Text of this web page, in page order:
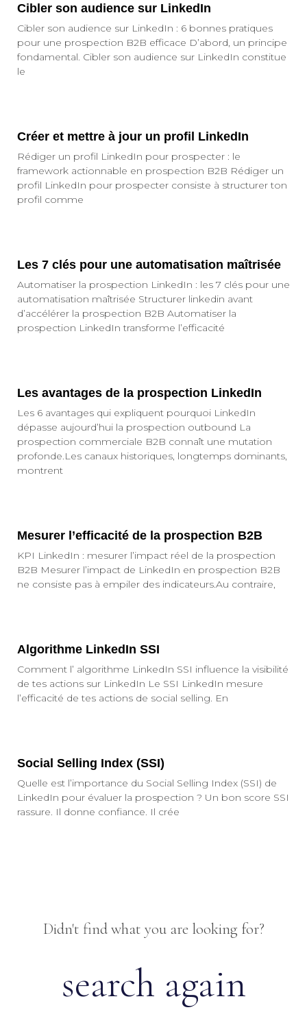
Cibler son audience sur LinkedIn
Cibler son audience sur LinkedIn : 6 bonnes pratiques
pour une prospection B2B efficace D’abord, un principe
fondamental. Cibler son audience sur LinkedIn constitue
le
Créer et mettre à jour un profil LinkedIn
Rédiger un profil LinkedIn pour prospecter : le
framework actionnable en prospection B2B Rédiger un
profil LinkedIn pour prospecter consiste à structurer ton
profil comme
Les 7 clés pour une automatisation maîtrisée
Automatiser la prospection LinkedIn : les 7 clés pour une
automatisation maîtrisée Structurer linkedin avant
d’accélérer la prospection B2B Automatiser la
prospection LinkedIn transforme l’efficacité
Les avantages de la prospection LinkedIn
Les 6 avantages qui expliquent pourquoi LinkedIn
dépasse aujourd’hui la prospection outbound La
prospection commerciale B2B connaît une mutation
profonde.Les canaux historiques, longtemps dominants,
montrent
Mesurer l’efficacité de la prospection B2B
KPI LinkedIn : mesurer l’impact réel de la prospection
B2B Mesurer l’impact de LinkedIn en prospection B2B
ne consiste pas à empiler des indicateurs.Au contraire,
Algorithme LinkedIn SSI
Comment l’ algorithme LinkedIn SSI influence la visibilité
de tes actions sur LinkedIn Le SSI LinkedIn mesure
l’efficacité de tes actions de social selling. En
Social Selling Index (SSI)
Quelle est l’importance du Social Selling Index (SSI) de
LinkedIn pour évaluer la prospection ? Un bon score SSI
rassure. Il donne confiance. Il crée
Didn't find what you are looking for?
search again